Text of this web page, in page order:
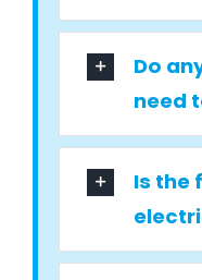
Do
need
Is the